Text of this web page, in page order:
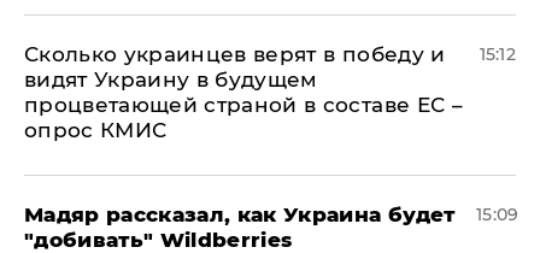
Сколько украинцев верят в победу и
видят Украину в будущем
процветающей страной в составе ЕС –
опрос КМИС
15:12
Мадяр рассказал, как Украина будет
"добивать" Wildberries
15:09